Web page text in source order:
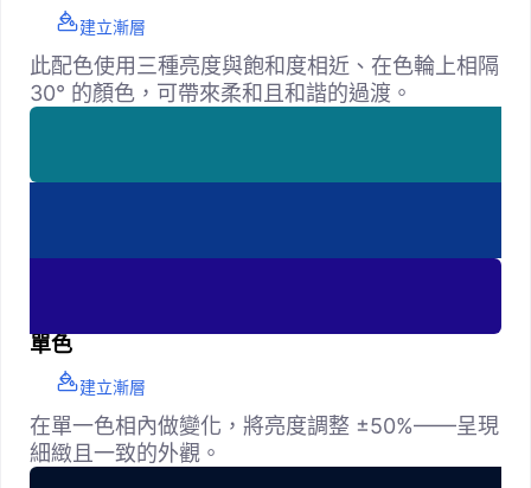
建立漸層
此配色使用三種亮度與飽和度相近、在色輪上相隔
30° 的顏色，可帶來柔和且和諧的過渡。
單色
建立漸層
在單一色相內做變化，將亮度調整 ±50%——呈現
細緻且一致的外觀。